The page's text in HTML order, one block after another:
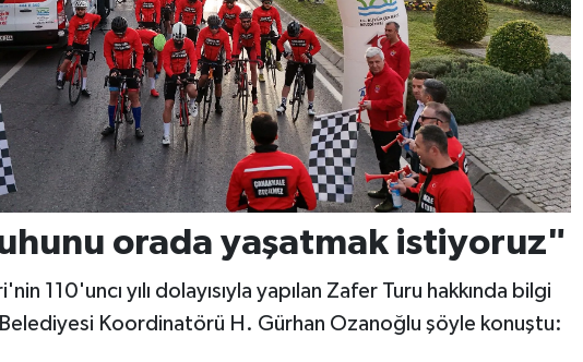
orada yaşatmak istiyoruz"
110'uncı yılı dolayısıyla yapılan Zafer Turu hakkında bilgi
Koordinatörü H. Gürhan Ozanoğlu şöyle konuştu: